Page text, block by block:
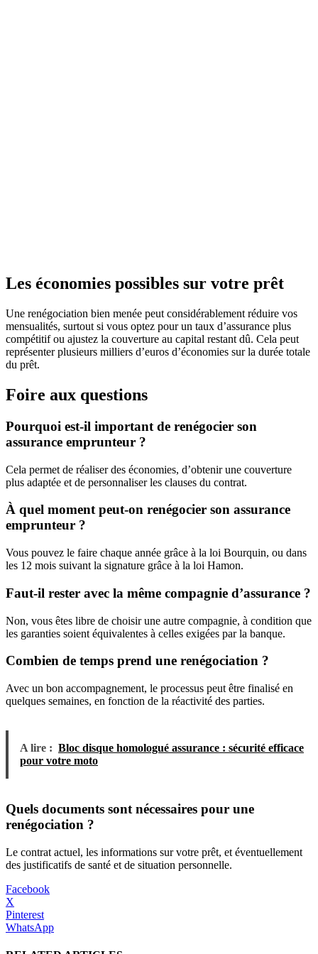
Les économies possibles sur votre prêt
Une renégociation bien menée peut considérablement réduire vos
mensualités, surtout si vous optez pour un taux d’assurance plus
compétitif ou ajustez la couverture au capital restant dû. Cela peut
représenter plusieurs milliers d’euros d’économies sur la durée totale
du prêt.
Foire aux questions
Pourquoi est-il important de renégocier son
assurance emprunteur ?
Cela permet de réaliser des économies, d’obtenir une couverture
plus adaptée et de personnaliser les clauses du contrat.
À quel moment peut-on renégocier son assurance
emprunteur ?
Vous pouvez le faire chaque année grâce à la loi Bourquin, ou dans
les 12 mois suivant la signature grâce à la loi Hamon.
Faut-il rester avec la même compagnie d’assurance ?
Non, vous êtes libre de choisir une autre compagnie, à condition que
les garanties soient équivalentes à celles exigées par la banque.
Combien de temps prend une renégociation ?
Avec un bon accompagnement, le processus peut être finalisé en
quelques semaines, en fonction de la réactivité des parties.
A lire : Bloc disque homologué assurance : sécurité efficace
pour votre moto
Quels documents sont nécessaires pour une
renégociation ?
Le contrat actuel, les informations sur votre prêt, et éventuellement
des justificatifs de santé et de situation personnelle.
Facebook
X
Pinterest
WhatsApp